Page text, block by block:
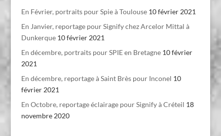
En Février, portraits pour Spie à Toulouse 10 février 2021
En Janvier, reportage pour Signify chez Arcelor Mittal à
Dunkerque 10 février 2021
En décembre, portraits pour SPIE en Bretagne 10 février
2021
En décembre, reportage à Saint Brès pour Inconel 10
février 2021
En Octobre, reportage éclairage pour Signify à Créteil 18
novembre 2020